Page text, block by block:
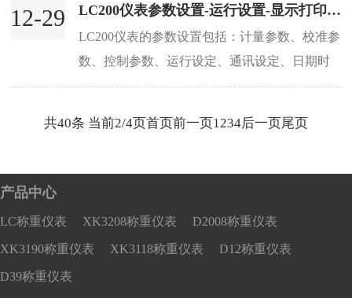
给定流量 无 模拟给定：可以通一个电压，或...
12-29 LC200仪表参数设置-运行设置-显示打印-日期时间
LC200仪表的参数设置包括：计量参数、校准参
数、控制参数、运行设定、通讯设定、日期时
间、显示打印、系统设定等。本文介绍的是
共40条 当前2/4页首页前一页 1234后一页 尾页
产品中心
LC称重仪表 XK3208称重仪表 D2008称重仪表
XK3190称重仪表 XK3118称重仪表 D12称重仪表
D39称重仪表